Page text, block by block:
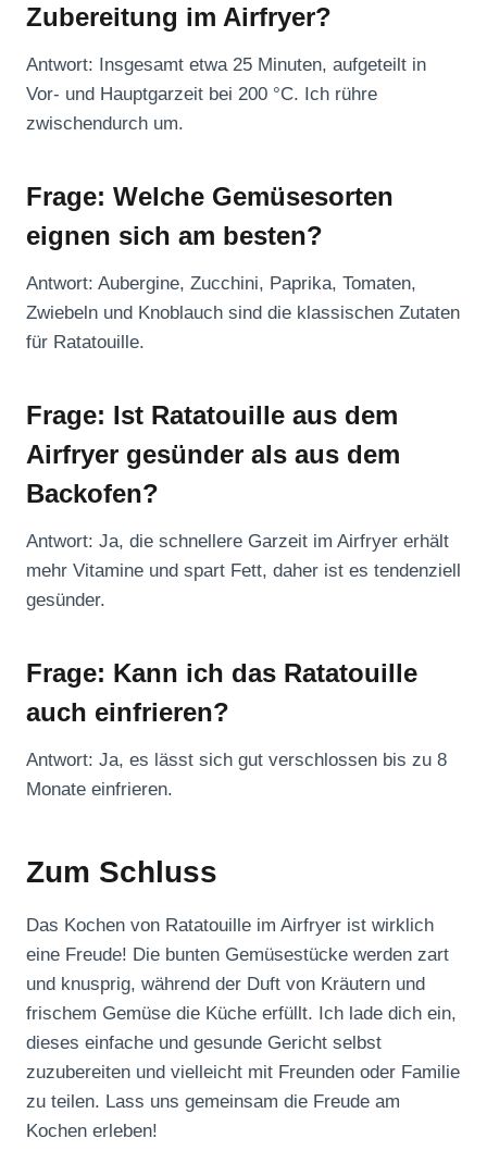
Zubereitung im Airfryer?
Antwort: Insgesamt etwa 25 Minuten, aufgeteilt in
Vor- und Hauptgarzeit bei 200 °C. Ich rühre
zwischendurch um.
Frage: Welche Gemüsesorten
eignen sich am besten?
Antwort: Aubergine, Zucchini, Paprika, Tomaten,
Zwiebeln und Knoblauch sind die klassischen Zutaten
für Ratatouille.
Frage: Ist Ratatouille aus dem
Airfryer gesünder als aus dem
Backofen?
Antwort: Ja, die schnellere Garzeit im Airfryer erhält
mehr Vitamine und spart Fett, daher ist es tendenziell
gesünder.
Frage: Kann ich das Ratatouille
auch einfrieren?
Antwort: Ja, es lässt sich gut verschlossen bis zu 8
Monate einfrieren.
Zum Schluss
Das Kochen von Ratatouille im Airfryer ist wirklich
eine Freude! Die bunten Gemüsestücke werden zart
und knusprig, während der Duft von Kräutern und
frischem Gemüse die Küche erfüllt. Ich lade dich ein,
dieses einfache und gesunde Gericht selbst
zuzubereiten und vielleicht mit Freunden oder Familie
zu teilen. Lass uns gemeinsam die Freude am
Kochen erleben!